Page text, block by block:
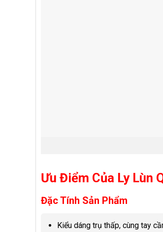
Ưu Điểm Của Ly Lùn
Đặc Tính Sản Phẩm
Kiểu dáng trụ thấp, cùng tay